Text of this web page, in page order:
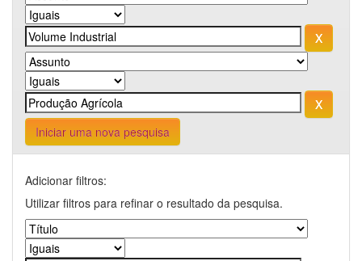
Iniciar uma nova pesquisa
Adicionar filtros:
Utilizar filtros para refinar o resultado da pesquisa.